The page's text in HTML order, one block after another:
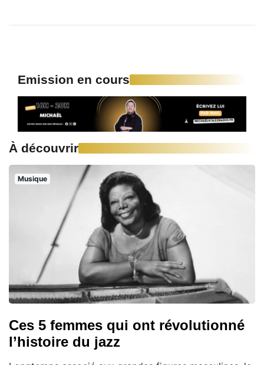
Emission en cours
À découvrir
Musique
Ces 5 femmes qui ont révolutionné
l’histoire du jazz